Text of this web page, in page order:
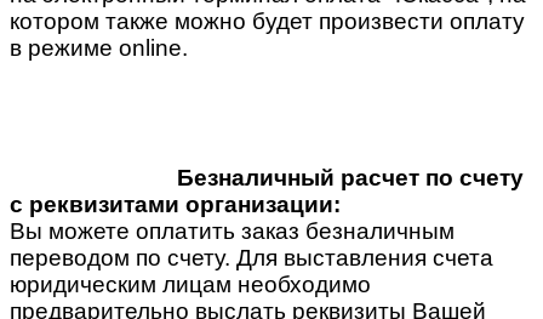
котором также можно будет произвести оплату
в режиме online.
Безналичный расчет по счету
с реквизитами организации:
Вы можете оплатить заказ безналичным
переводом по счету. Для выставления счета
юридическим лицам необходимо
предварительно выслать реквизиты Вашей